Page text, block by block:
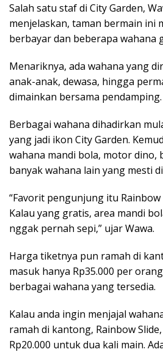
Salah satu staf di City Garden,
menjelaskan, taman bermain ini
berbayar dan beberapa wahana
Menariknya, ada wahana yang
anak-anak, dewasa, hingga
dimainkan bersama pendamping.
Berbagai wahana dihadirkan
yang jadi ikon City Garden.
wahana mandi bola, motor dino,
banyak wahana lain yang mesti
“Favorit pengunjung itu
Kalau yang gratis, area mandi
nggak pernah sepi,” ujar Wawa.
Harga tiketnya pun ramah di
masuk hanya Rp35.000 per
berbagai wahana yang tersedia.
Kalau anda ingin menjajal
ramah di kantong, Rainbow
Rp20.000 untuk dua kali main.